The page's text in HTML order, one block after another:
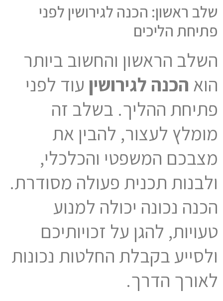
שלב ראשון: הכנה לגירושין לפני
פתיחת הליכים
השלב הראשון והחשוב ביותר
הוא הכנה לגירושין עוד לפני
פתיחת ההליך. בשלב זה
מומלץ לעצור, להבין את
מצבכם המשפטי והכלכלי,
ולבנות תכנית פעולה מסודרת.
הכנה נכונה יכולה למנוע
טעויות, להגן על זכויותיכם
ולסייע בקבלת החלטות נכונות
לאורך הדרך.